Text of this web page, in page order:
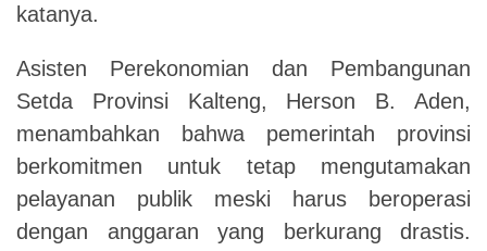
katanya.
Asisten Perekonomian dan Pembangunan
Setda Provinsi Kalteng, Herson B. Aden,
menambahkan bahwa pemerintah provinsi
berkomitmen untuk tetap mengutamakan
pelayanan publik meski harus beroperasi
dengan anggaran yang berkurang drastis.